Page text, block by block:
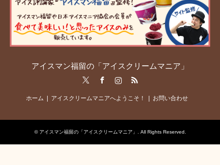
アイスマン福留の「アイスクリームマニア」
RSS
ホーム アイスクリームマニアへようこそ！ お問い合わせ
© アイスマン福留の「アイスクリームマニア」 . All Rights Reserved.